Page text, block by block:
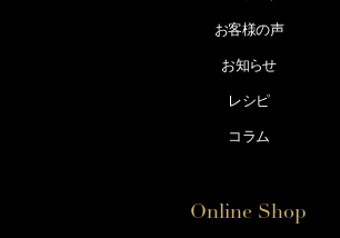
お客様の声
お知らせ
レシピ
コラム
Online Shop